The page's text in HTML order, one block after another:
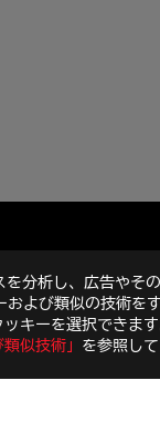
分析し、広告やそ
よび類似の技術を
キーを選択できま
似技術」 を参照して